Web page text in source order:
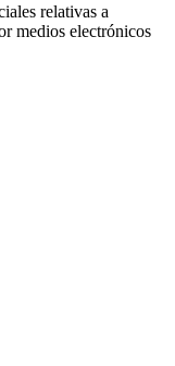
relativas a
medios electrónicos